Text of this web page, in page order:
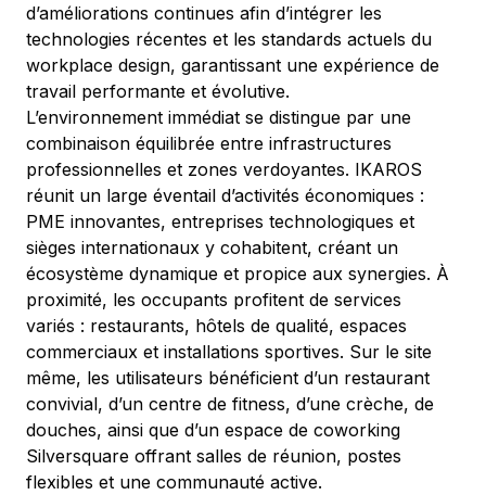
d’améliorations continues afin d’intégrer les
technologies récentes et les standards actuels du
workplace design, garantissant une expérience de
travail performante et évolutive.
L’environnement immédiat se distingue par une
combinaison équilibrée entre infrastructures
professionnelles et zones verdoyantes. IKAROS
réunit un large éventail d’activités économiques :
PME innovantes, entreprises technologiques et
sièges internationaux y cohabitent, créant un
écosystème dynamique et propice aux synergies. À
proximité, les occupants profitent de services
variés : restaurants, hôtels de qualité, espaces
commerciaux et installations sportives. Sur le site
même, les utilisateurs bénéficient d’un restaurant
convivial, d’un centre de fitness, d’une crèche, de
douches, ainsi que d’un espace de coworking
Silversquare offrant salles de réunion, postes
flexibles et une communauté active.